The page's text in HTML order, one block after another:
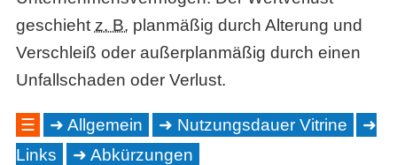
geschieht z. B. planmäßig durch Alterung und
Verschleiß oder außerplanmäßig durch einen
Unfallschaden oder Verlust.
☰ Allgemein
Nutzungsdauer Vitrine
Links
Abkürzungen